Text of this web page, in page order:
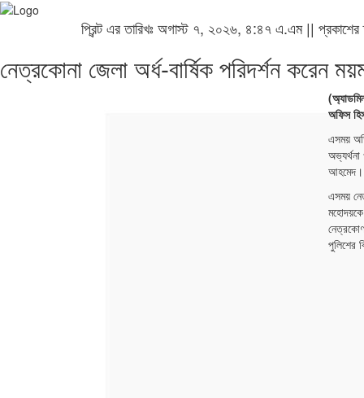
প্রিন্ট এর তারিখঃ অগাস্ট ৭, ২০২৬, ৪:৪৭ এ.এম ||
নেত্রকোনা জেলা অর্ধ-বার্ষিক পরিদর্শন করেন
অফিস
এসময়
আহমেদ।
এসময়
পুলিশের